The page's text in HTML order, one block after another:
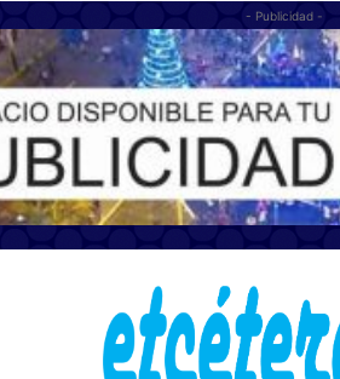
- Publicidad -